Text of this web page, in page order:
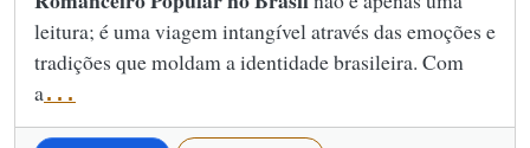
leitura; é uma viagem intangível através das emoções e
tradições que moldam a identidade brasileira. Com
a...